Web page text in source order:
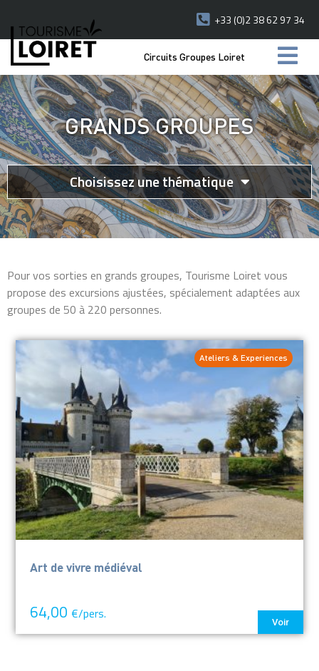
+33 (0)2 38 62 97 34
Circuits Groupes Loiret
GRANDS GROUPES
Choisissez une thématique
Pour vos sorties en grands groupes, Tourisme Loiret vous
propose des excursions ajustées, spécialement adaptées aux
groupes de 50 à 220 personnes.
Art de vivre médiéval
64,00 €/pers.
Voir
Ateliers & Experiences